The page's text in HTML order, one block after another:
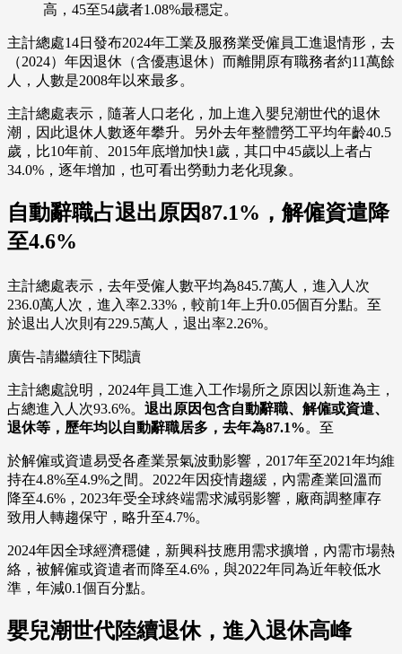
高，45至54歲者1.08%最穩定。
主計總處14日發布2024年工業及服務業受僱員工進退情形，去
（2024）年因退休（含優惠退休）而離開原有職務者約11萬餘
人，人數是2008年以來最多。
主計總處表示，隨著人口老化，加上進入嬰兒潮世代的退休
潮，因此退休人數逐年攀升。另外去年整體勞工平均年齡40.5
歲，比10年前、2015年底增加快1歲，其口中45歲以上者占
34.0%，逐年增加，也可看出勞動力老化現象。
自動辭職占退出原因87.1%，解僱資遣降
至4.6%
主計總處表示，去年受僱人數平均為845.7萬人，進入人次
236.0萬人次，進入率2.33%，較前1年上升0.05個百分點。至
於退出人次則有229.5萬人，退出率2.26%。
廣告-請繼續往下閱讀
主計總處說明，2024年員工進入工作場所之原因以新進為主，
占總進入人次93.6%。 退出原因包含自動辭職、解僱或資遣、
退休等，歷年均以自動辭職居多，去年為87.1%。至
於解僱或資遣易受各產業景氣波動影響，2017年至2021年均維
持在4.8%至4.9%之間。2022年因疫情趨緩，內需產業回溫而
降至4.6%，2023年受全球終端需求減弱影響，廠商調整庫存
致用人轉趨保守，略升至4.7%。
2024年因全球經濟穩健，新興科技應用需求擴增，內需市場熱
絡，被解僱或資遣者而降至4.6%，與2022年同為近年較低水
準，年減0.1個百分點。
嬰兒潮世代陸續退休，進入退休高峰